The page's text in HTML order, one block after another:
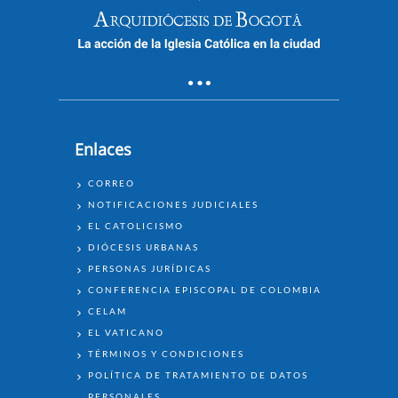
Enlaces
ENLACES
CORREO
NOTIFICACIONES JUDICIALES
EL CATOLICISMO
DIÓCESIS URBANAS
PERSONAS JURÍDICAS
CONFERENCIA EPISCOPAL DE COLOMBIA
CELAM
EL VATICANO
TÉRMINOS Y CONDICIONES
POLÍTICA DE TRATAMIENTO DE DATOS